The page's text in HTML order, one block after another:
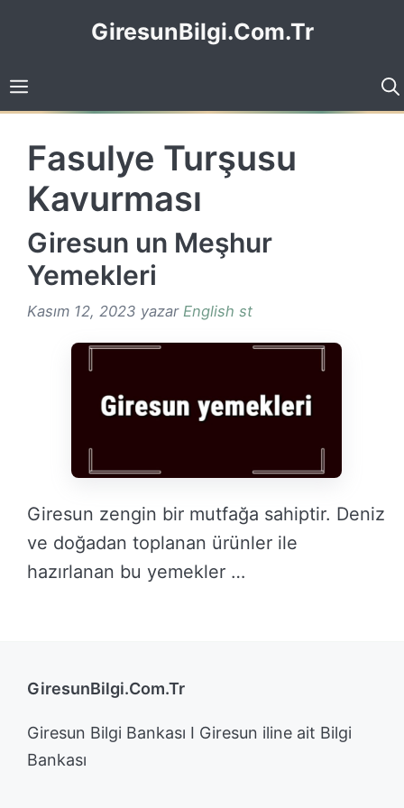
GiresunBilgi.Com.Tr
Fasulye Turşusu
Kavurması
Giresun un Meşhur
Yemekleri
Kasım 12, 2023 yazar English st
Giresun zengin bir mutfağa sahiptir. Deniz
ve doğadan toplanan ürünler ile
hazırlanan bu yemekler …
GiresunBilgi.Com.Tr
Giresun Bilgi Bankası I Giresun iline ait Bilgi
Bankası